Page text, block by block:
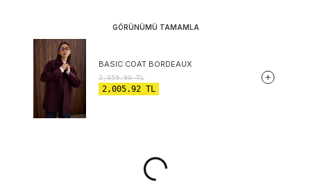
GÖRÜNÜMÜ TAMAMLA
BASIC COAT BORDEAUX
2,359.90TL
2,005.92 TL